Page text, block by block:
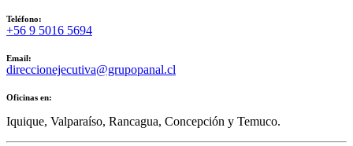
Teléfono:
+56 9 5016 5694
Email:
direccionejecutiva@grupopanal.cl
Oficinas en:
Iquique, Valparaíso, Rancagua, Concepción y Temuco.